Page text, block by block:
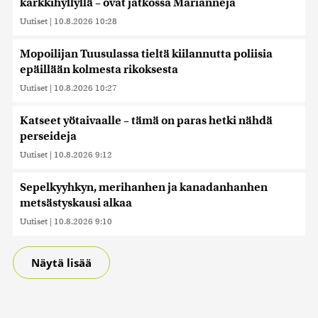
kerätty, kun olet käyttänyt heidän palvelujaan. Tietoja
saatetaan myös siirtää ulkomaille.
karkkihyllyllä – ovat jatkossa Marianneja
Uutiset | 10.8.2026 10:28
Mopoilijan Tuusulassa tieltä kiilannutta poliisia
epäillään kolmesta rikoksesta
Uutiset | 10.8.2026 10:27
Katseet yötaivaalle – tämä on paras hetki nähdä
perseideja
Uutiset | 10.8.2026 9:12
Sepelkyyhkyn, merihanhen ja kanadanhanhen
metsästyskausi alkaa
Uutiset | 10.8.2026 9:10
Näytä lisää